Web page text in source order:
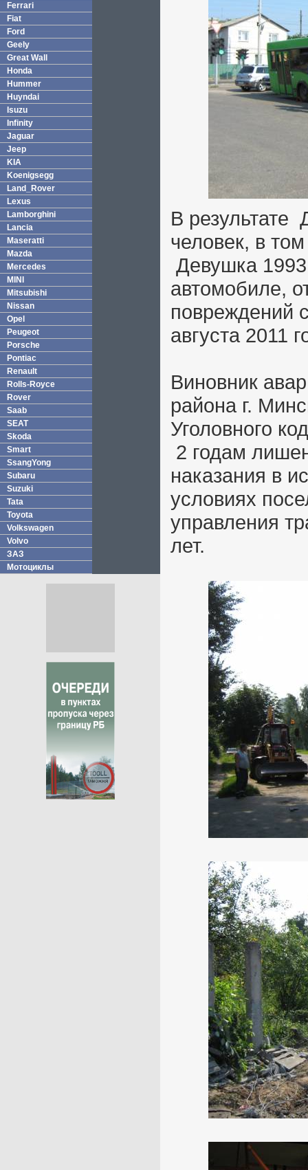
Ferrari
Fiat
Ford
Geely
Great Wall
Honda
Hummer
Huyndai
Isuzu
Infinity
Jaguar
Jeep
KIA
Koenigsegg
Land_Rover
Lexus
Lamborghini
Lancia
Maseratti
Mazda
Mercedes
MINI
Mitsubishi
Nissan
Opel
Peugeot
Porsche
Pontiac
Renault
Rolls-Royce
Rover
Saab
SEAT
Skoda
Smart
SsangYong
Subaru
Suzuki
Tata
Toyota
Volkswagen
Volvo
ЗАЗ
Мотоциклы
В результате
человек, в
Девушка
автомобиле,
повреждений
августа 2011
Виновник
района г.
Уголовного
2 годам
наказания в
условиях
управления
лет.